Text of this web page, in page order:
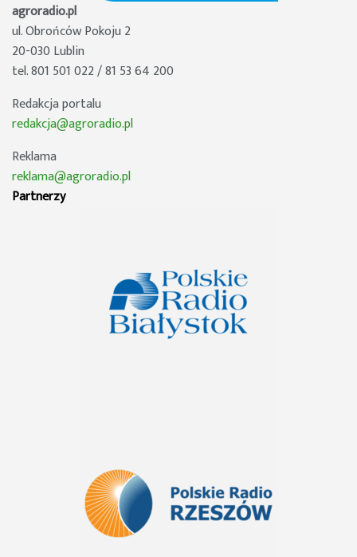
agroradio.pl
ul. Obrońców Pokoju 2
20-030 Lublin
tel. 801 501 022 / 81 53 64 200
Redakcja portalu
redakcja@agroradio.pl
Reklama
reklama@agroradio.pl
Partnerzy